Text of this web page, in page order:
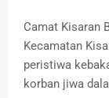
Camat Kisaran
Kecamatan
peristiwa
korban jiwa